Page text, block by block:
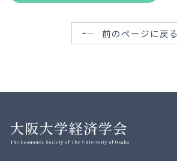
前のページに戻る